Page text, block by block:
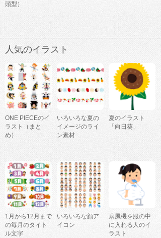
頭型）
人気のイラスト
ONE PIECEのイ
ラスト（まと
め）
いろいろな夏の
イメージのライ
ン素材
夏のイラスト
「向日葵」
1月から12月まで
の毎月のタイト
ル文字
いろいろな顔ア
イコン
扇風機を服の中
に入れる人のイ
ラスト